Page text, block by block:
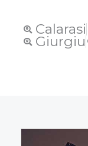
Calarasi
Giurgiu